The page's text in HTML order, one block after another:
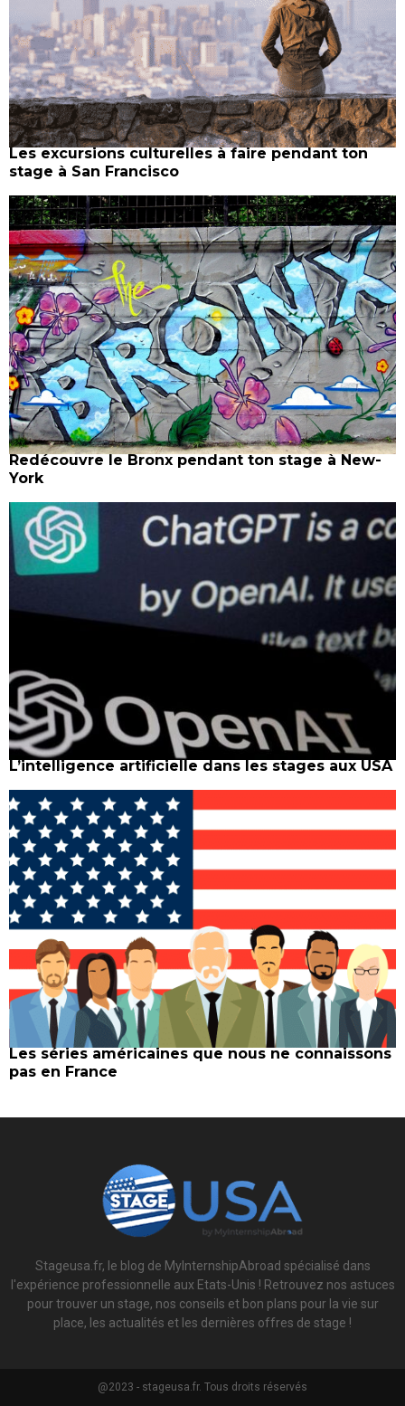
Les excursions culturelles à faire pendant ton
stage à San Francisco
Redécouvre le Bronx pendant ton stage à New-
York
L’intelligence artificielle dans les stages aux USA
Les séries américaines que nous ne connaissons
pas en France
Stageusa.fr, le blog de MyInternshipAbroad spécialisé dans
l'expérience professionnelle aux Etats-Unis ! Retrouvez nos astuces
pour trouver un stage, nos conseils et bon plans pour la vie sur
place, les actualités et les dernières offres de stage !
@2023 - stageusa.fr. Tous droits réservés